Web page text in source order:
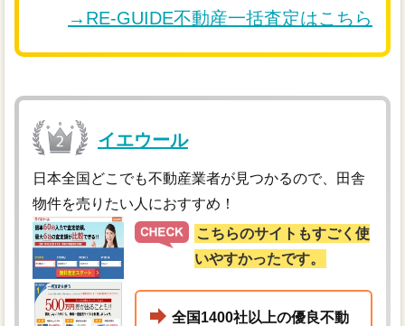
→RE-GUIDE不動産一括査定はこちら
イエウール
日本全国どこでも不動産業者が見つかるので、田舎
物件を売りたい人におすすめ！
こちらのサイトもすごく使
いやすかったです。
全国1400社以上の優良不動